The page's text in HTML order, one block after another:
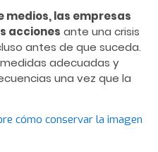
medios, las empresas
acciones ante una crisis
antes de que suceda.
adecuadas y
una vez que la
cómo conservar la imagen